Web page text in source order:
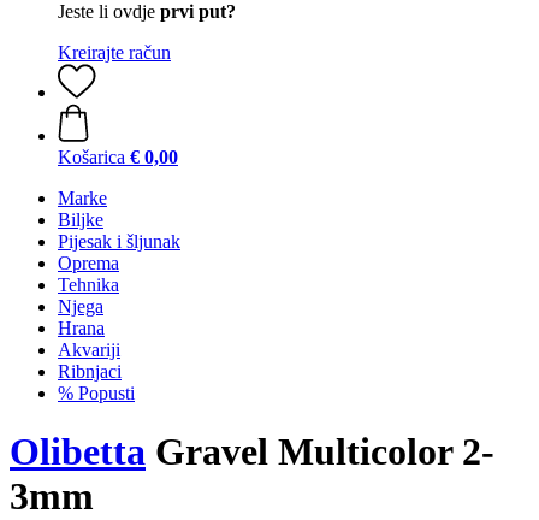
Jeste li ovdje prvi put?
Kreirajte račun
Košarica € 0,00
Marke
Biljke
Pijesak i šljunak
Oprema
Tehnika
Njega
Hrana
Akvariji
Ribnjaci
% Popusti
Olibetta Gravel Multicolor 2-
3mm